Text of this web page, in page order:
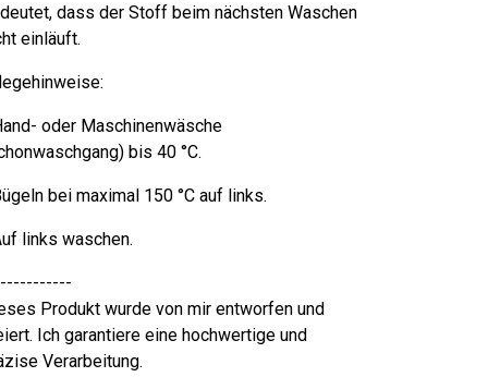
dass der Stoff beim nächsten Waschen
einläuft.
oder Maschinenwäsche
bis 40 °C.
bei maximal 150 °C auf links.
links waschen.
Produkt wurde von mir entworfen und
Ich garantiere eine hochwertige und
Verarbeitung.